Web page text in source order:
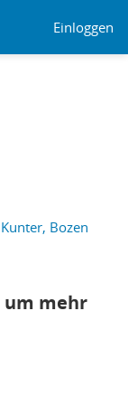
Einloggen
Bozen
um mehr